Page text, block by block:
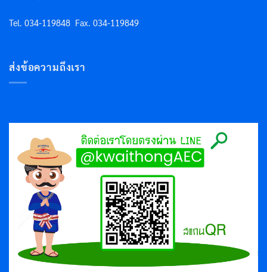
Tel. 034-119848 Fax. 034-119849
ส่งข้อความถึงเรา